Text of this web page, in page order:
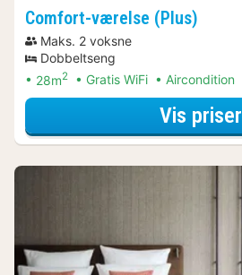
Comfort-værelse (Plus)
Maks. 2 voksne
Dobbeltseng
28m2 Gratis WiFi Aircondition
Vis priser